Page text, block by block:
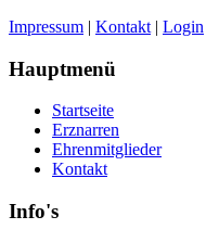
Impressum | Kontakt | Login
Hauptmenü
Startseite
Erznarren
Ehrenmitglieder
Kontakt
Info's